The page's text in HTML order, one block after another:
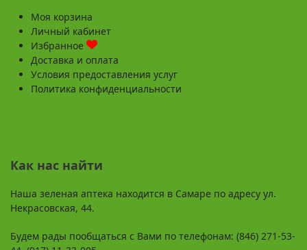
Моя корзина
Личный кабинет
Избранное
Доставка и оплата
Условия предоставления услуг
Политика конфиденциальности
Как нас найти
Наша зеленая аптека находится в Самаре по адресу ул.
Некрасовская, 44.
Будем рады пообщаться с Вами по телефонам: (846) 271-53-